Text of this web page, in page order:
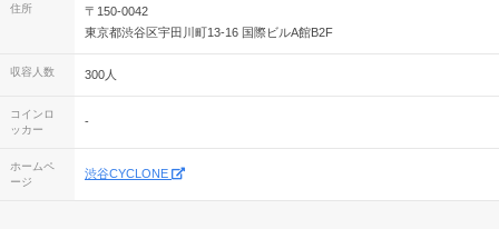
住所
〒150-0042
東京都渋谷区宇田川町13-16 国際ビルA館B2F
収容人数 300人
コインロ
ッカー
-
ホームペ
ージ
渋谷CYCLONE